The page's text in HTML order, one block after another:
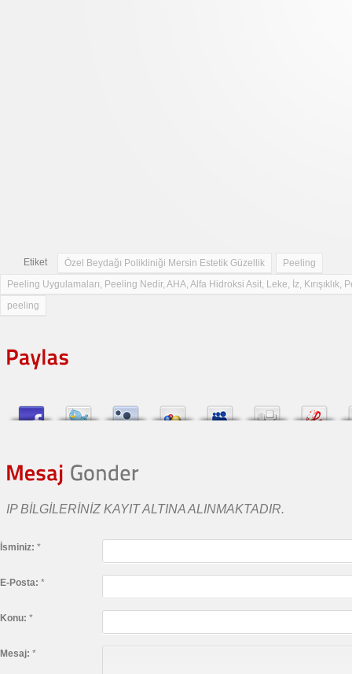
Etiket Özel Beydağı Polikliniği Mersin Estetik Güzellik
Peeling
Peeling Uygulamaları, Peeling Nedir, AHA, Alfa Hidroksi Asit, Leke, İz,
peeling
IP BILGILERINIZ KAYIT ALTINA ALINMAKTADIR.
İsminiz: *
E-Posta: *
Konu: *
Mesaj: *